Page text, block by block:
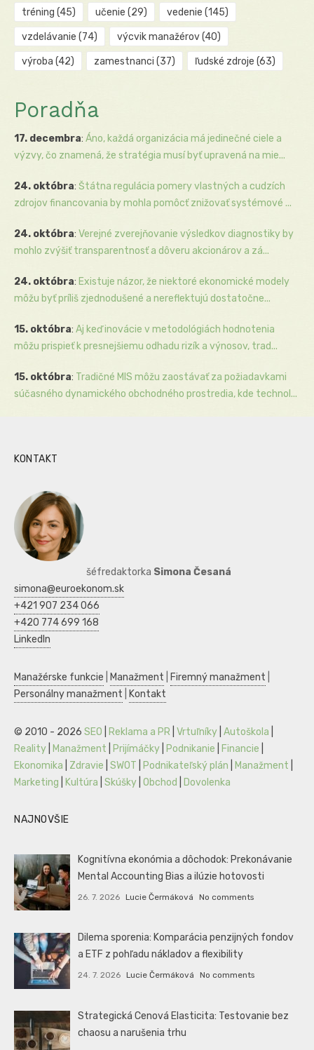
tréning (45) učenie (29) vedenie (145)
vzdelávanie (74) výcvik manažérov(40)
výroba (42) zamestnanci (37) ľudské zdroje (63)
Poradňa
17. decembra: Áno, každá organizácia má jedinečné ciele a
výzvy, čo znamená, že stratégia musí byť upravená na mie...
24. októbra: Štátna regulácia pomery vlastných a cudzích
zdrojov financovania by mohla pomôcť znižovať systémové ...
24. októbra: Verejné zverejňovanie výsledkov diagnostiky by
mohlo zvýšiť transparentnosť a dôveru akcionárov a zá...
24. októbra: Existuje názor, že niektoré ekonomické modely
môžu byť príliš zjednodušené a nereflektujú dostatočne...
15. októbra: Aj keď inovácie v metodológiách hodnotenia
môžu prispieť k presnejšiemu odhadu rizík a výnosov, trad...
15. októbra: Tradičné MIS môžu zaostávať za požiadavkami
súčasného dynamického obchodného prostredia, kde technol...
KONTAKT
šéfredaktorka Simona Česaná
simona@euroekonom.sk
+421 907 234 066
+420 774 699 168
LinkedIn
Manažérske funkcie Manažment Firemný manažment
Personálny manažment
Kontakt
© 2010 - 2026 SEO Reklama a PR Vrtuľníky Autoškola
Reality
Manažment Prijímáčky Podnikanie Financie
Ekonomika
Zdravie SWOT Podnikateľský plán Manažment
Marketing
Kultúra Skúšky Obchod Dovolenka
NAJNOVŠIE
Kognitívna ekonómia a dôchodok: Prekonávanie
Mental Accounting Bias a ilúzie hotovosti
26. 7. 2026 Lucie Čermáková No comments
Dilema sporenia: Komparácia penzijných fondov
a ETF z pohľadu nákladov a flexibility
24. 7. 2026 Lucie Čermáková No comments
Strategická Cenová Elasticita: Testovanie bez
chaosu a narušenia trhu